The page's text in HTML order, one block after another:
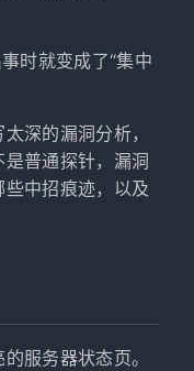
时就变成了“集中
深的漏洞分析，
普通探针，漏洞
中招痕迹，以及
服务器状态页。